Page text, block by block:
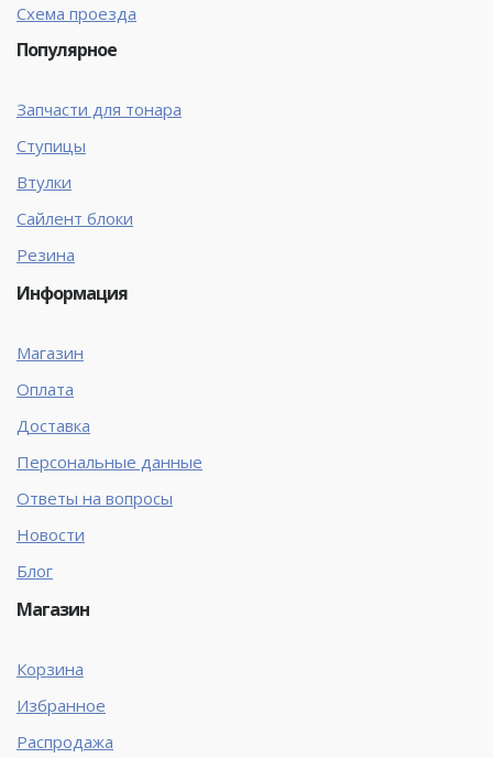
Схема проезда
Популярное
Запчасти для тонара
Ступицы
Втулки
Сайлент блоки
Резина
Информация
Магазин
Оплата
Доставка
Персональные данные
Ответы на вопросы
Новости
Блог
Магазин
Корзина
Избранное
Распродажа